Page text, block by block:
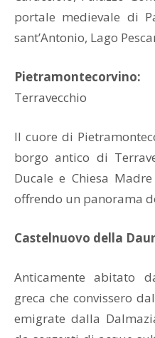
portale medievale di
sant’Antonio, Lago
Pietramontecorvino:
Terravecchio
Il cuore di
borgo antico di
Ducale e Chiesa
offrendo un panorama
Castelnuovo della
Anticamente abitato
greca che convissero
emigrate dalla